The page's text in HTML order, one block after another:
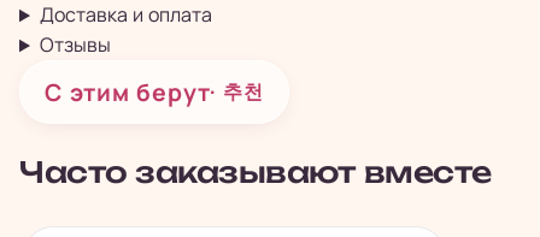
Доставка и оплата
Отзывы
С этим берут· 추천
Часто заказывают вместе